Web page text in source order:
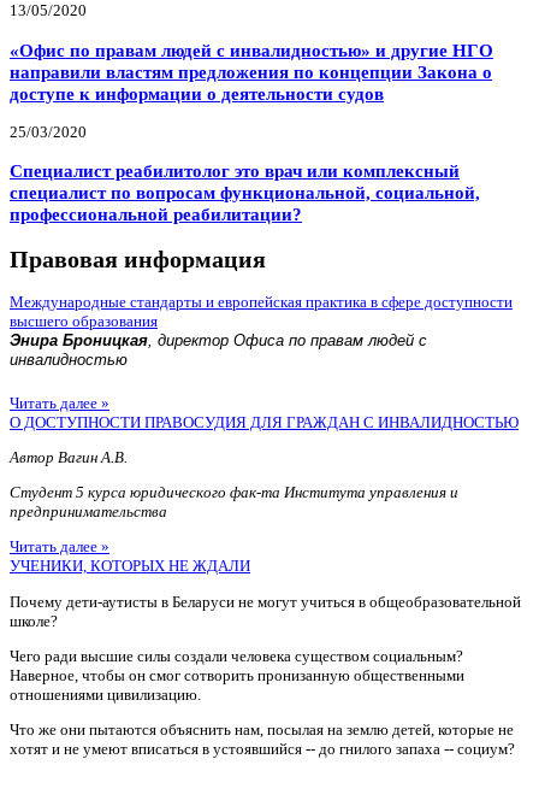
13/05/2020
«Офис по правам людей с инвалидностью» и другие НГО
направили властям предложения по концепции Закона о
доступе к информации о деятельности судов
25/03/2020
Специалист реабилитолог это врач или комплексный
специалист по вопросам функциональной, социальной,
профессиональной реабилитации?
Правовая информация
Международные стандарты и европейская практика в сфере доступности
высшего образования
Энира Броницкая, директор Офиса по правам людей с
инвалидностью
Читать далее »
О ДОСТУПНОСТИ ПРАВОСУДИЯ ДЛЯ ГРАЖДАН С ИНВАЛИДНОСТЬЮ
Автор Вагин А.В.
Студент 5 курса юридического фак-та Института управления и
предпринимательства
Читать далее »
УЧЕНИКИ, КОТОРЫХ НЕ ЖДАЛИ
Почему дети-аутисты в Беларуси не могут учиться в общеобразовательной
школе?
Чего ради высшие силы создали человека существом социальным?
Наверное, чтобы он смог сотворить пронизанную общественными
отношениями цивилизацию.
Что же они пытаются объяснить нам, посылая на землю детей, которые не
хотят и не умеют вписаться в устоявшийся -- до гнилого запаха -- социум?